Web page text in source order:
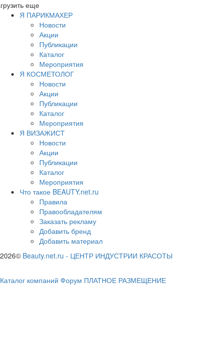
еще
Я ПАРИКМАХЕР
Новости
Акции
Публикации
Каталог
Мероприятия
Я КОСМЕТОЛОГ
Новости
Акции
Публикации
Каталог
Мероприятия
Я ВИЗАЖИСТ
Новости
Акции
Публикации
Каталог
Мероприятия
Что такое BEAUTY.net.ru
Правила
Правообладателям
Заказать рекламу
Добавить бренд
Добавить материал
2026© Beauty.net.ru - ЦЕНТР ИНДУСТРИИ КРАСОТЫ
Каталог компаний Форум ПЛАТНОЕ РАЗМЕЩЕНИЕ